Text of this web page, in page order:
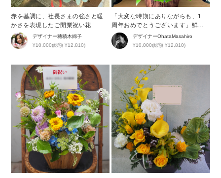
赤を基調に、社長さまの強さと暖
かさを表現したご開業祝い花
デザイナー穂積木綿子
¥10,000(総額 ¥12,810)
「大変な時期にありながらも、1
周年おめでとうございます」鮮や
かなブルーが印象的な周年祝い花
デザイナーOhataMasahiro
¥10,000(総額 ¥12,810)